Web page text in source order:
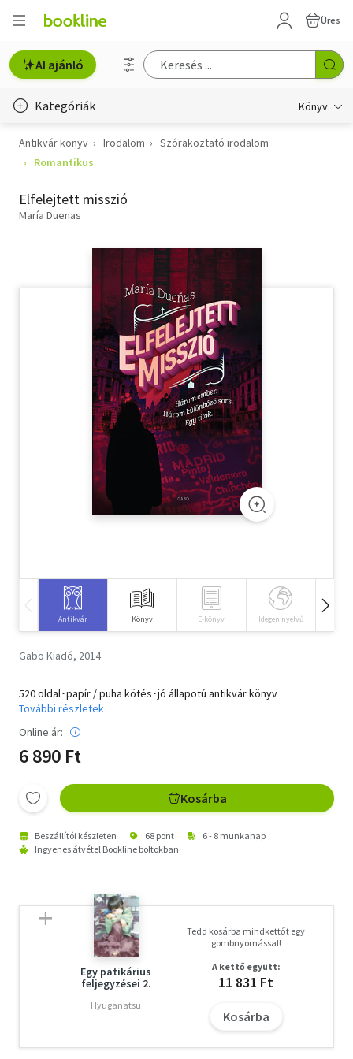
Üres
AI ajánló
Kategóriák Könyv
Életmód, egészség
Gyermek- és ifjúsági
Hobbi, szabadidő
Szótár, nyelvkönyv
Tankönyv, segédkönyv
Társadalomtudomány
Természettudomány
Antikvár könyv Irodalom
Szórakoztató irodalom
Romantikus
Elfelejtett misszió
María Duenas
Antikvár Könyv E-könyv Idegen nyelvű
Gabo Kiadó, 2014
520 oldal･papír / puha kötés･jó állapotú antikvár könyv
További részletek
Online ár:
6 890 Ft
Kosárba
Beszállítói készleten 68 pont
6 - 8 munkanap
Ingyenes átvétel Bookline boltokban
Egy patikárius
feljegyzései 2.
Hyuganatsu
Tedd kosárba mindkettőt egy
gombnyomással!
A kettő együtt:
11 831 Ft
Kosárba